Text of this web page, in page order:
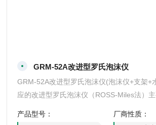
GRM-52A改进型罗氏泡沫仪
GRM-52A改进型罗氏泡沫仪(泡沫仪+支架+
应的改进型罗氏泡沫仪（ROSS-Miles法）主
152改进型罗氏泡沫仪，MBM-RI型改进罗氏
产品型号：
厂商性质：